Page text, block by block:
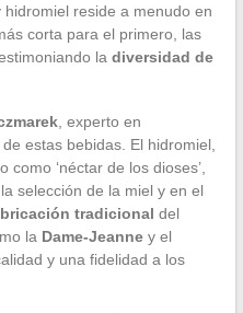
reside a menudo en
corta para el primero, las
la diversidad de
, experto en
estas bebidas. El hidromiel,
‘néctar de los dioses’,
selección de la miel y en el
tradicional del
la Dame-Jeanney el
y una fidelidad a los